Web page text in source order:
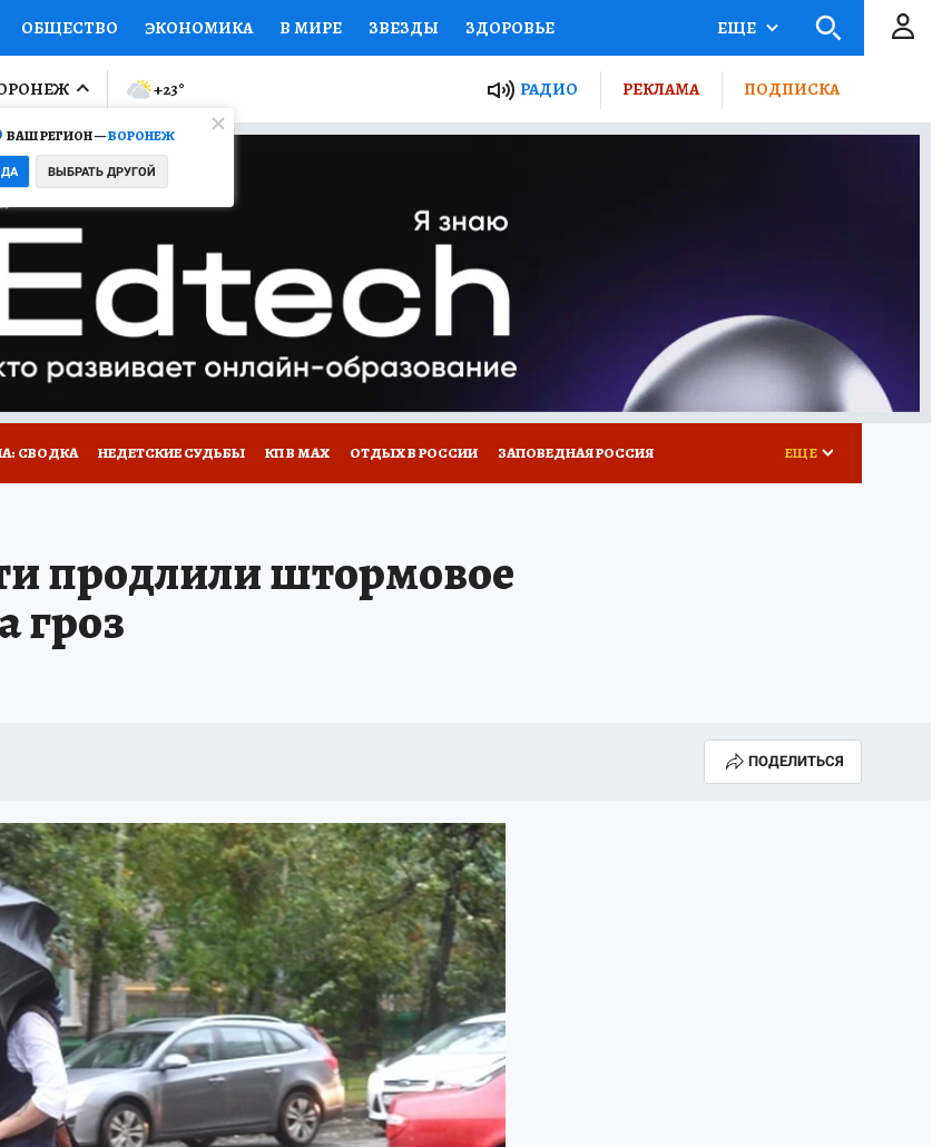
ОБЩЕСТВО ЭКОНОМИКА В МИРЕ ЗВЕЗДЫ ЗДОРОВЬЕ
ПРОИСШЕСТВИЯ НАЦИОНАЛЬНЫЕ ПРОЕКТЫ РОССИИ
МИР Я ЗНАЮ СЕМЬЯ ЖЕНСКИЕ СЕКРЕТЫ ПУТЕВОДИТЕЛЬ
СЕРИАЛЫ
КОЛЛЕКЦИИ КОНКУРСЫ ГИД ПОТРЕБИТЕЛЯ
ЕЩЕ
ВАШ РЕГИОН —ВОРОНЕЖ
ДА ВЫБРАТЬ ДРУГОЙ
+23° РАДИО РЕКЛАМА ПОДПИСКА
СВОДКА НЕДЕТСКИЕ СУДЬБЫ КП В МАХ ОТДЫХ В РОССИИ ЗАПОВЕДНАЯ РОССИЯ ЕЩЕ
продлили штормовое
гроз
ПОДЕЛИТЬСЯ